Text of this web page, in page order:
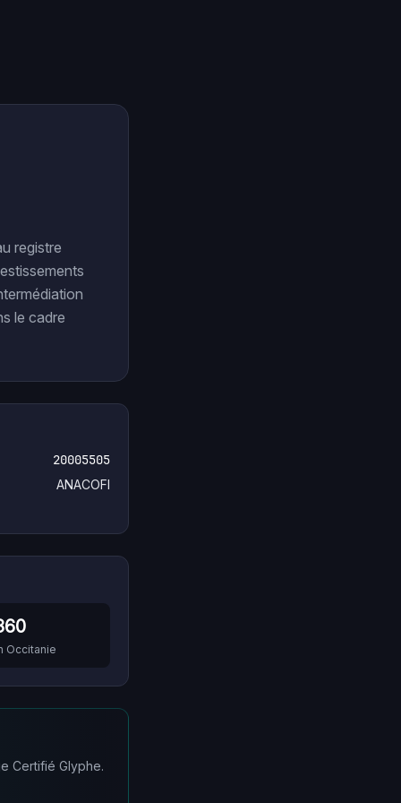
registre
le cadre
20005505
ANACOFI
Occitanie
Certifié Glyphe.